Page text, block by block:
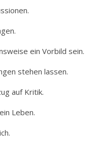
ein Vorbild sein.
stehen lassen.
auf Kritik.
Leben.